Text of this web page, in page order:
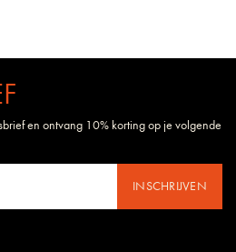
en ontvang 10% korting op je volgende
INSCHRIJVEN